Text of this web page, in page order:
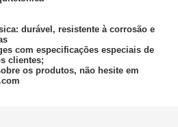
durável, resistente à corrosão e
com especificações especiais de
clientes;
os produtos, não hesite em